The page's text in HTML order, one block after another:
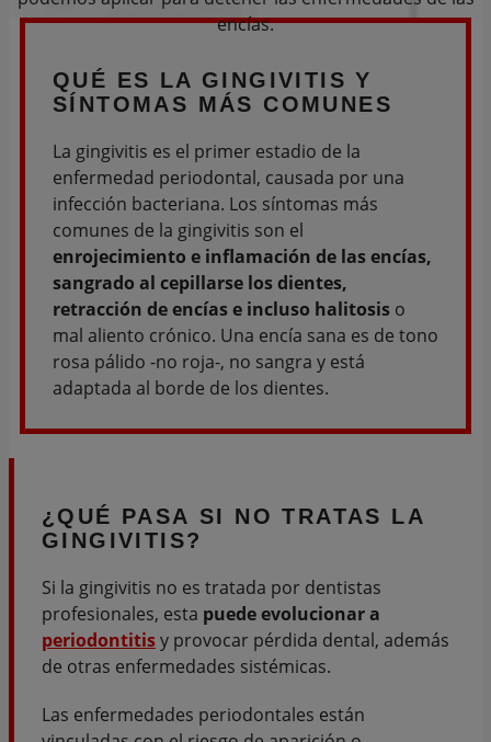
encías.
QUÉ ES LA GINGIVITIS Y
SÍNTOMAS MÁS COMUNES
La gingivitis es el primer estadio de la
enfermedad periodontal, causada por una
infección bacteriana. Los síntomas más
comunes de la gingivitis son el
enrojecimiento e inflamación de las encías,
sangrado al cepillarse los dientes,
retracción de encías e incluso halitosis o
mal aliento crónico. Una encía sana es de tono
rosa pálido -no roja-, no sangra y está
adaptada al borde de los dientes.
¿ QUÉ PASA SI NO TRATAS LA
GINGIVITIS?
Si la gingivitis no es tratada por dentistas
profesionales, esta puede evolucionar a
periodontitisy provocar pérdida dental, además
de otras enfermedades sistémicas.
Las enfermedades periodontales están